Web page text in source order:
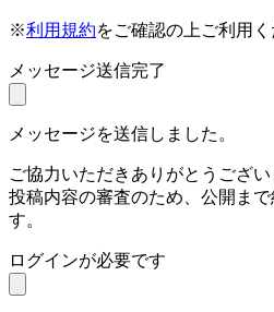
※利用規約をご確認の上ご利用
メッセージ送信完了
メッセージを送信しました。
ご協力いただきありがとうござい
投稿内容の審査のため、公開ま
す。
ログインが必要です